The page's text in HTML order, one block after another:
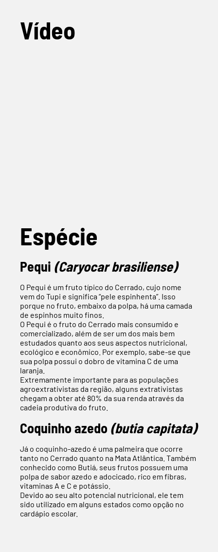
Vídeo
Espécie
Pequi (Caryocar brasiliense)
O Pequi é um fruto típico do Cerrado, cujo nome
vem do Tupi e significa “pele espinhenta”. Isso
porque no fruto, embaixo da polpa, há uma camada
de espinhos muito finos.
O Pequi é o fruto do Cerrado mais consumido e
comercializado, além de ser um dos mais bem
estudados quanto aos seus aspectos nutricional,
ecológico e econômico. Por exemplo, sabe-se que
sua polpa possui o dobro de vitamina C de uma
laranja.
Extremamente importante para as populações
agroextrativistas da região, alguns extrativistas
chegam a obter até 80% da sua renda através da
cadeia produtiva do fruto.
Coquinho azedo (butia capitata)
Já o coquinho-azedo é uma palmeira que ocorre
tanto no Cerrado quanto na Mata Atlântica. Também
conhecido como Butiá, seus frutos possuem uma
polpa de sabor azedo e adocicado, rico em fibras,
vitaminas A e C e potássio.
Devido ao seu alto potencial nutricional, ele tem
sido utilizado em alguns estados como opção no
cardápio escolar.